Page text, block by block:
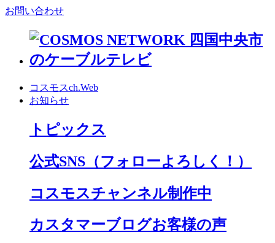
お問い合わせ
コスモスch.Web
お知らせ
トピックス
公式SNS （フォローよろしく！）
コスモスチャンネル制作中
カスタマーブログお客様の声